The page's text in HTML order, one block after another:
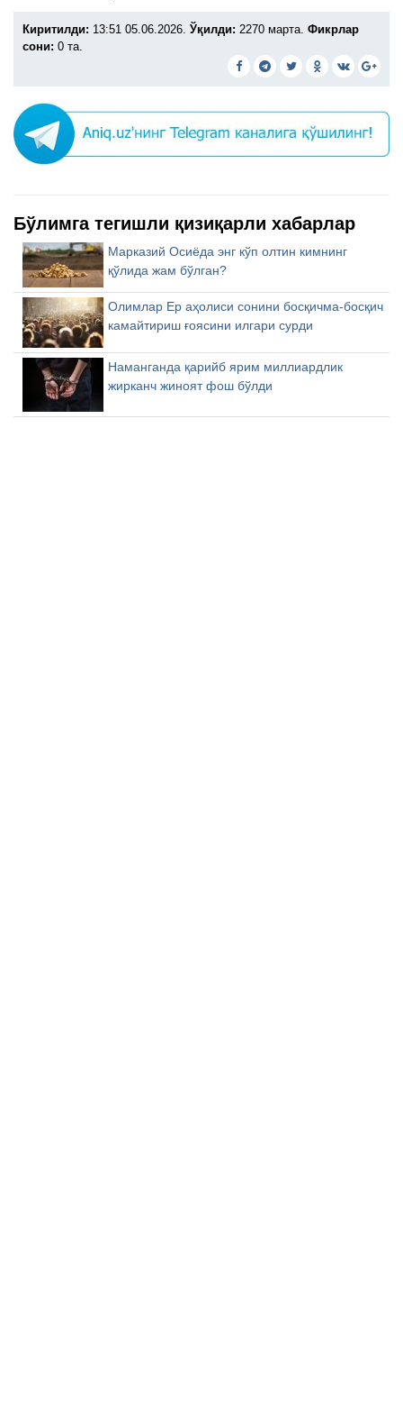
Киритилди: 13:51 05.06.2026. Ўқилди: 2270 марта. Фикрлар
сони: 0 та.
Бўлимга тегишли қизиқарли хабарлар
Марказий Осиёда энг кўп олтин кимнинг
қўлида жам бўлган?
Олимлар Ер аҳолиси сонини босқичма-босқич
камайтириш ғоясини илгари сурди
Наманганда қарийб ярим миллиардлик
жирканч жиноят фош бўлди